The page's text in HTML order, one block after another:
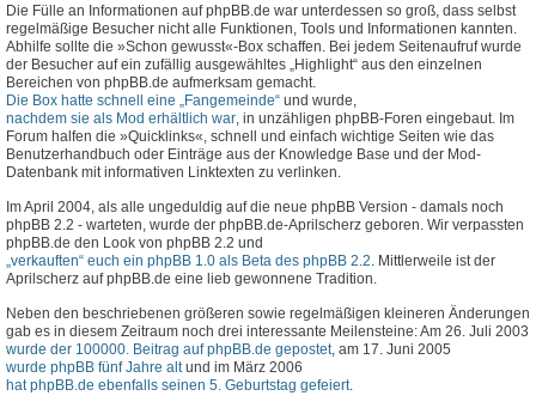
Die Fülle an Informationen auf phpBB.de war unterdessen so groß, dass selbst
regelmäßige Besucher nicht alle Funktionen, Tools und Informationen kannten.
Abhilfe sollte die »Schon gewusst«-Box schaffen. Bei jedem Seitenaufruf wurde
der Besucher auf ein zufällig ausgewähltes „Highlight“ aus den einzelnen
Bereichen von phpBB.de aufmerksam gemacht.
Die Box hatte schnell eine „Fangemeinde“ und wurde,
nachdem sie als Mod erhältlich war , in unzähligen phpBB-Foren eingebaut. Im
Forum halfen die »Quicklinks«, schnell und einfach wichtige Seiten wie das
Benutzerhandbuch oder Einträge aus der Knowledge Base und der Mod-
Datenbank mit informativen Linktexten zu verlinken.
Im April 2004, als alle ungeduldig auf die neue phpBB Version - damals noch
phpBB 2.2 - warteten, wurde der phpBB.de-Aprilscherz geboren. Wir verpassten
phpBB.de den Look von phpBB 2.2 und
„verkauften“ euch ein phpBB 1.0 als Beta des phpBB 2.2. Mittlerweile ist der
Aprilscherz auf phpBB.de eine lieb gewonnene Tradition.
Neben den beschriebenen größeren sowie regelmäßigen kleineren Änderungen
gab es in diesem Zeitraum noch drei interessante Meilensteine: Am 26. Juli 2003
wurde der 100000. Beitrag auf phpBB.de gepostet, am 17. Juni 2005
wurde phpBB fünf Jahre altund im März 2006
hat phpBB.de ebenfalls seinen 5. Geburtstag gefeiert.